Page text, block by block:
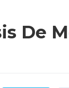
De